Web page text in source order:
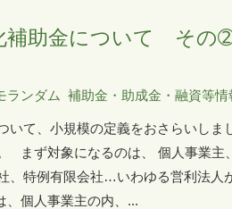
補助金について そ
ランダム 補助金・助成金・融資等情
いて、小規模の定義をおさらいしま
まず対象になるのは、 個人事業主
、特例有限会社…いわゆる営利法人
個人事業主の内、...